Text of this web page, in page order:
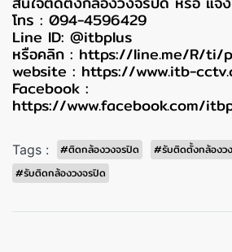
โทร : 094-4596429
Line ID: @itbplus
หรือคลิก : https://line.me/R/ti/
website : https://www.itb-
Facebook :
https://www.facebook.com/
Tags : #ติดกล้องวงจรปิด
#รับติดตั้งกล้องว
#รับติดกล้องวงจรปิด